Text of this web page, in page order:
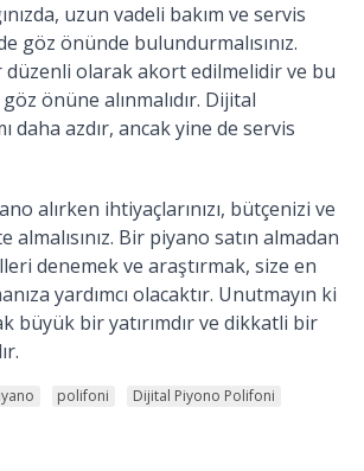
uzun vadeli bakım ve servis
göz önünde bulundurmalısınız.
olarak akort edilmelidir ve bu
önüne alınmalıdır. Dijital
daha azdır, ancak yine de servis
alırken ihtiyaçlarınızı, bütçenizi ve
almalısınız. Bir piyano satın almadan
denemek ve araştırmak, size en
yardımcı olacaktır. Unutmayın ki
büyük bir yatırımdır ve dikkatli bir
polifoni Dijital Piyono Polifoni